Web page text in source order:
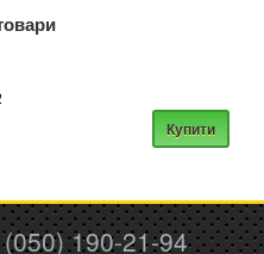
Купити
190-21-94